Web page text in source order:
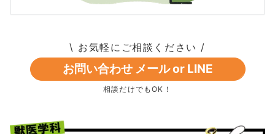
\ お気軽にご相談ください /
お問い合わせ メール or LINE
相談だけでもOK！